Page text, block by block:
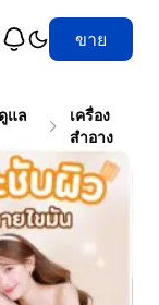
ขาย
แล
เครื่อง
สำอาง